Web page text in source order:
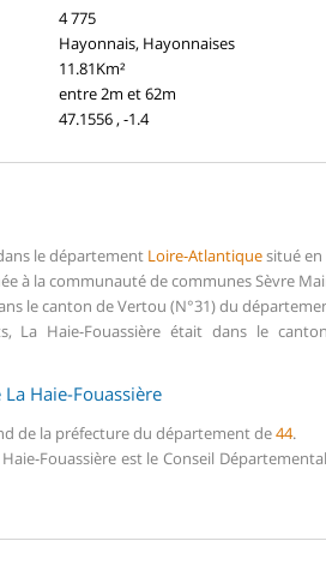
4 775
Hayonnais, Hayonnaises
11.81Km²
entre 2m et 62m
47.1556 , -1.4
le département Loire-Atlantiquesitué
à la communauté de communes Sèvre
le canton de Vertou (N°31) du
La Haie-Fouassière était dans le
Haie-Fouassière
de la préfecture du département de44.
Fouassière est le Conseil